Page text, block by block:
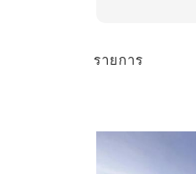
รายการ